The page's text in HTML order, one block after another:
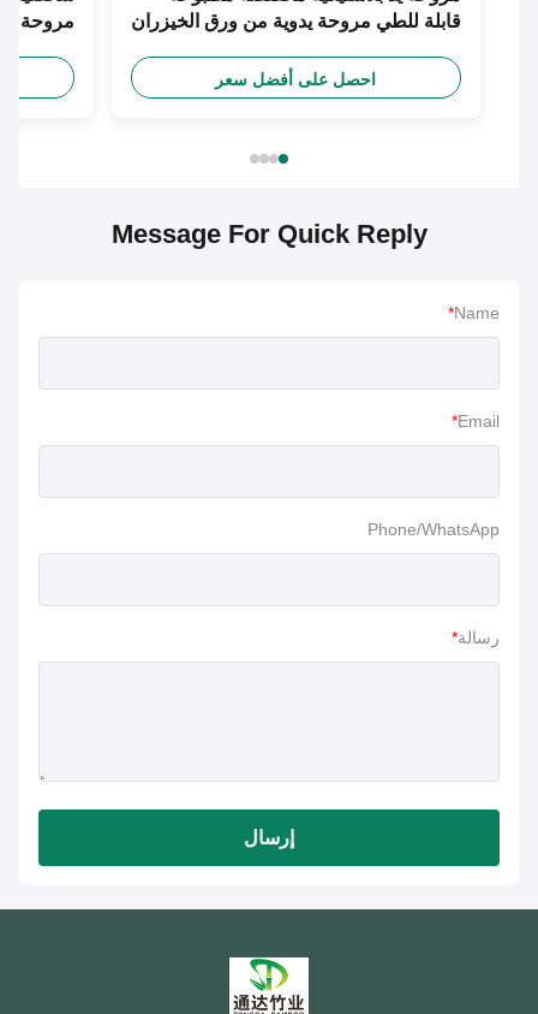
قابلة للطي مروحة يدوية من ورق الخيزران
احصل على أفضل سعر
مروحة يد
Message For Quick Reply
Name
*
Email
*
Phone/WhatsApp
رسالة
إرسال